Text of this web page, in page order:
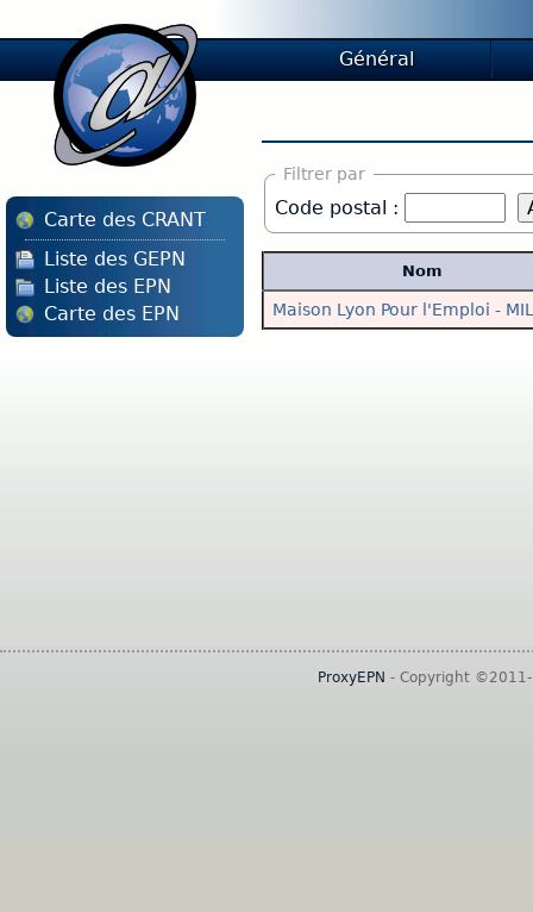
Filtrer par
Code postal :
Nom
Maison Lyon Pour l'Emploi -
Carte des CRANT
Liste des GEPN
Liste des EPN
Carte des EPN
Général
ProxyEPN - Copyright